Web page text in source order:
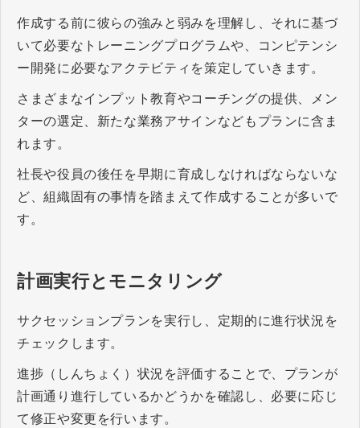
作成する前に彼らの強みと弱みを理解し、それに基づ
いて必要なトレーニングプログラムや、コンピテンシ
ー開発に必要なアクテビティを策定していきます。
さまざまなインプット教育やコーチングの提供、メン
ターの選定、新たな業務アサインなどもプランに含ま
れます。
社長や役員の後任を早期に育成しなければならないな
ど、組織固有の事情を踏まえて作成することが多いで
す。
計画実行とモニタリング
サクセッションプランを実行し、定期的に進行状況を
チェックします。
進捗（しんちょく）状況を評価することで、プランが
計画通り進行しているかどうかを確認し、必要に応じ
て修正や変更を行います。